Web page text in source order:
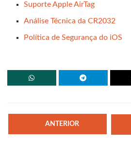
Suporte Apple AirTag
Análise Técnica da CR2032
Política de Segurança do iOS
ANTERIOR